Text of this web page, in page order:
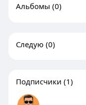
Альбомы (0)
Следую (0)
Подписчики (1)